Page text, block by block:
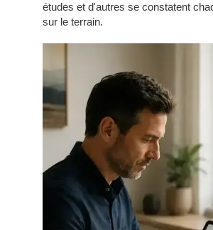
études et d'autres se constatent
sur le terrain.